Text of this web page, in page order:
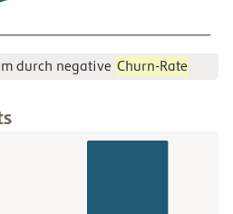
durch negative Churn-Rate